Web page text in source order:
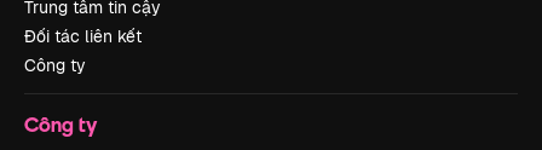
Trung tâm tin cậy
Đối tác liên kết
Công ty
Công ty